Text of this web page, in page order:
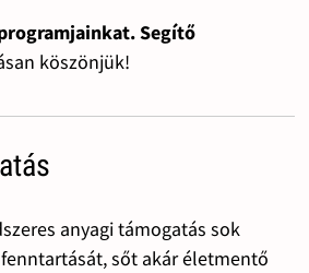
Segítő
köszönjük!
anyagi támogatás sok
sőt akár életmentő